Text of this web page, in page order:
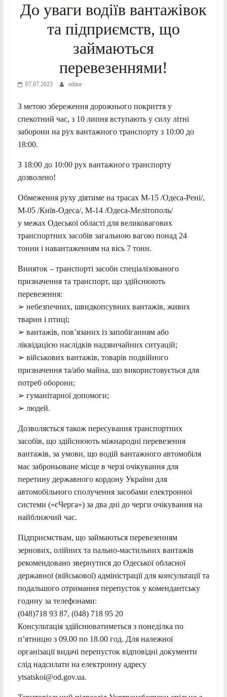
До уваги водіїв вантажівок
та підприємств, що
займаються
перевезеннями!
07.07.2023 editor
З метою збереження дорожнього покриття у
спекотний час, з 10 липня вступають у силу літні
заборони на рух вантажного транспорту з 10:00 до
18:00.
З 18:00 до 10:00 рух вантажного транспорту
дозволено!
Обмеження руху діятиме на трасах М-15 /Одеса-Рені/,
М-05 /Київ-Одеса/, М-14 /Одеса-Мелітополь/
у межах Одеської області для великовагових
транспортних засобів загальною вагою понад 24
тонни і навантаженням на вісь 7 тонн.
Виняток – транспорті засоби спеціалізованого
призначення та транспорт, що здійснюють
перевезення:
➢ небезпечних, швидкопсувних вантажів, живих
тварин і птиці;
➢ вантажів, пов’язаних із запобіганням або
ліквідацією наслідків надзвичайних ситуацій;
➢ військових вантажів, товарів подвійного
призначення та/або майна, шо використовується для
потреб оборони;
➢ гуманітарної допомоги;
➢ людей.
Дозволяється також пересування транспортних
засобів, що здійснюють міжнародні перевезення
вантажів, за умови, що водій вантажного автомобіля
має заброньоване місце в черзі очікування для
перетину державного кордону України для
автомобільного сполучення засобами електронної
системи («єЧерга») за два дні до черги очікування на
найближчий час.
Підприємствам, що займаються перевезенням
зернових, олійних та пально-мастильних вантажів
рекомендовано звернутися до Одеської обласної
державної (військової) адміністрації для консультації та
подальшого отримання перепусток у комендантську
годину за телефонами:
(048)718 93 87, (048) 718 95 20
Консультація здійснюватиметься з понеділка по
п’ятницю з 09.00 по 18.00 год. Для належної
організації видачі перепусток відповідні документи
слід надсилати на електронну адресу
ytsatskoi@od.gov.ua.